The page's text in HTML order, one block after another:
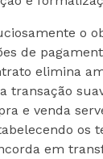
o
de
elimina
transação
e venda
os
em